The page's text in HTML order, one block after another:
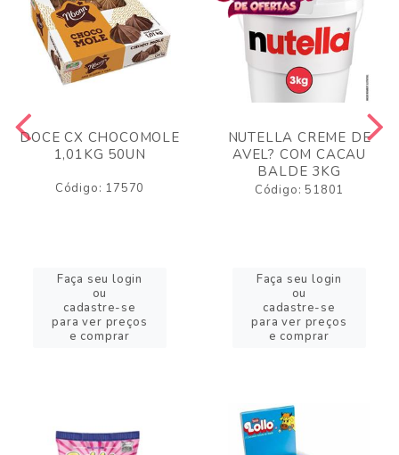
DOCE CX CHOCOMOLE
1,01KG 50UN
Código: 17570
Faça seu login
ou
cadastre-se
para ver preços
e comprar
NUTELLA CREME DE
AVEL? COM CACAU
BALDE 3KG
Código: 51801
Faça seu login
ou
cadastre-se
para ver preços
e comprar